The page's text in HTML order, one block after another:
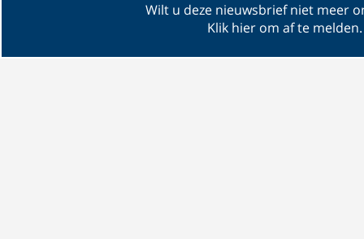
Wilt u deze nieuwsbrief niet meer
Klik hier om af te melden.